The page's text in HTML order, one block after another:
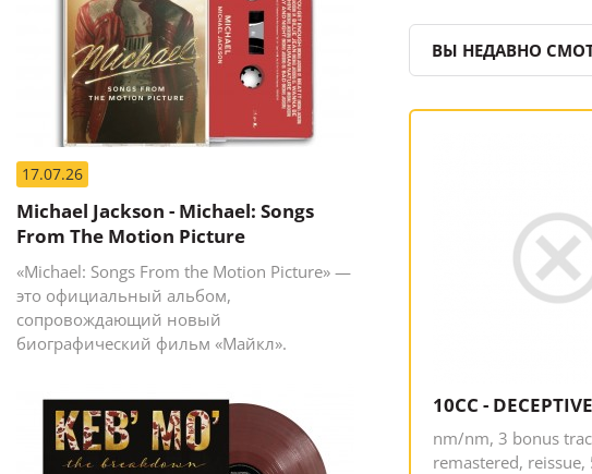
17.07.26
Michael Jackson - Michael: Songs
From The Motion Picture
«Michael: Songs From the Motion Picture» —
это официальный альбом,
сопровождающий новый
биографический фильм «Майкл».
ВЫ НЕДАВНО
10CC -
nm/nm, 3 bonus
remastered,